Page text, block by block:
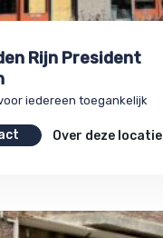
Rijn President
iedereen toegankelijk
Over deze locatie